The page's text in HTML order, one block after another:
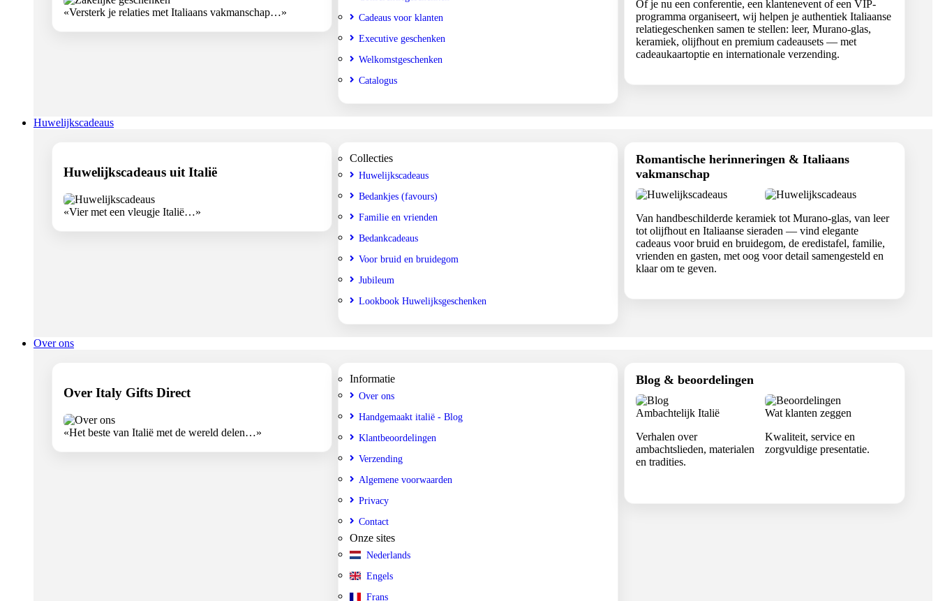
«Versterk je relaties met Italiaans vakmanschap…»
Cadeaus voor klanten
Executive geschenken
Welkomstgeschenken
Catalogus
Of je nu een conferentie, een klantenevent of een VIP-
programma organiseert, wij helpen je authentiek Italiaanse
relatiegeschenken samen te stellen: leer, Murano-glas,
keramiek, olijfhout en premium cadeausets — met
cadeaukaartoptie en internationale verzending.
Huwelijkscadeaus
Huwelijkscadeaus uit Italië
«Vier met een vleugje Italië…»
Collecties
Huwelijkscadeaus
Bedankjes (favours)
Familie en vrienden
Bedankcadeaus
Voor bruid en bruidegom
Jubileum
Lookbook Huwelijksgeschenken
Romantische herinneringen & Italiaans
vakmanschap
Van handbeschilderde keramiek tot Murano-glas, van leer
tot olijfhout en Italiaanse sieraden — vind elegante
cadeaus voor bruid en bruidegom, de eredistafel, familie,
vrienden en gasten, met oog voor detail samengesteld en
klaar om te geven.
Over ons
Over Italy Gifts Direct
«Het beste van Italië met de wereld delen…»
Informatie
Over ons
Handgemaakt italië - Blog
Klantbeoordelingen
Verzending
Algemene voorwaarden
Privacy
Contact
Onze sites
Nederlands
Engels
Frans
Blog & beoordelingen
Ambachtelijk Italië
Verhalen over
ambachtslieden, materialen
en tradities.
Wat klanten zeggen
Kwaliteit, service en
zorgvuldige presentatie.